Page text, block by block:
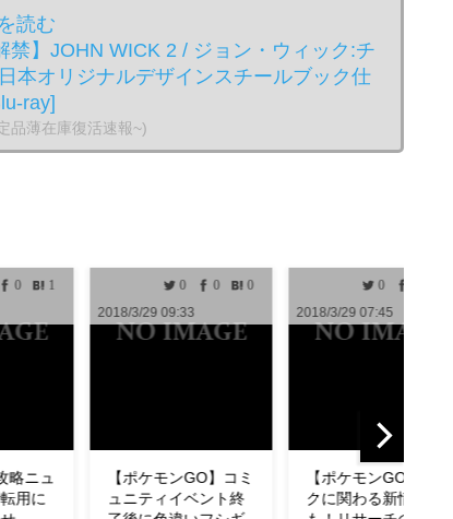
読む
禁】JOHN WICK 2 / ジョン・ウィック:チ
本オリジナルデザインスチールブック仕
ray]
薄在庫復活速報~)
0 0
GO】コミ
ベント終
0 0
2018/3/29 07:45
【ポケモンGO】タス
クに関わる新情報
0
2018/3/29 04:33
【ポケモンGO】
わざも判明！ミュ